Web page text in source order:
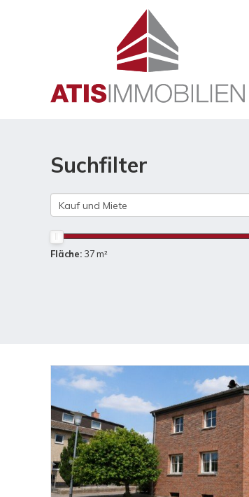
Suchfilter
Fläche: 37 m²